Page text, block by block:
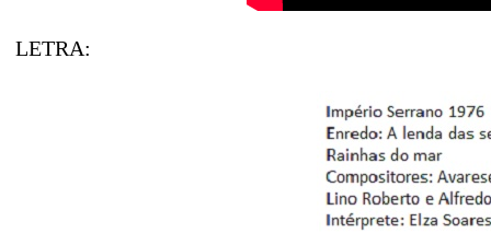
LETRA: